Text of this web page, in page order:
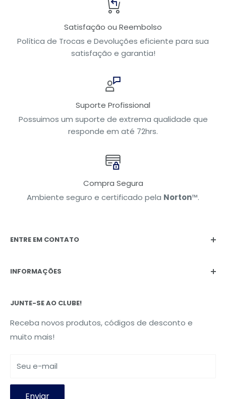
Satisfação ou Reembolso
Política de Trocas e Devoluções eficiente para sua
satisfação e garantia!
Suporte Profissional
Possuimos um suporte de extrema qualidade que
responde em até 72hrs.
Compra Segura
Ambiente seguro e certificado pela Norton™.
ENTRE EM CONTATO
(15) 98150-0115
CEP:18044-050
INFORMAÇÕES
Termos de Uso
Política de troca e devoluções
JUNTE-SE AO CLUBE!
Receba novos produtos, códigos de desconto e
muito mais!
Seu e-mail
Enviar